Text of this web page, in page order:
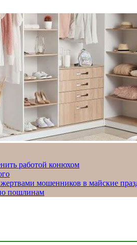
работой конюхом
мошенников в майские
пошлинам